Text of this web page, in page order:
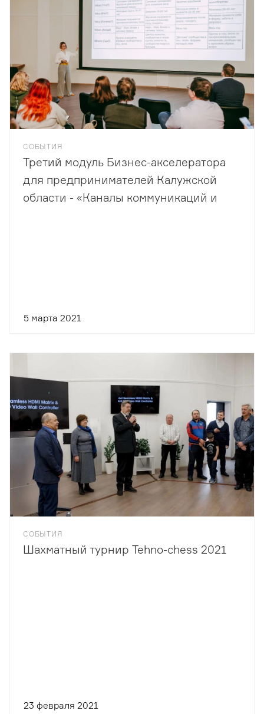
СОБЫТИЯ
Третий модуль Бизнес-акселератора
для предпринимателей Калужской
области - «Каналы коммуникаций и
5 марта 2021
СОБЫТИЯ
Шахматный турнир Tehno-chess 2021
23 февраля 2021